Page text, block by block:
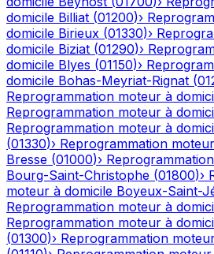
domicile Billiat (01200)›
domicile Birieux (01330)›
domicile Biziat (01290)›
domicile Blyes (01150)›
domicile Bohas-Meyriat-Rignat (
Reprogrammation moteur à
Reprogrammation moteur à
Reprogrammation moteur à
(01330)› Reprogrammation
Bresse (01000)›
Bourg-Saint-Christophe (01800)›
moteur à domicile Boyeux-Saint-
Reprogrammation moteur à
Reprogrammation moteur à
(01300)› Reprogrammation